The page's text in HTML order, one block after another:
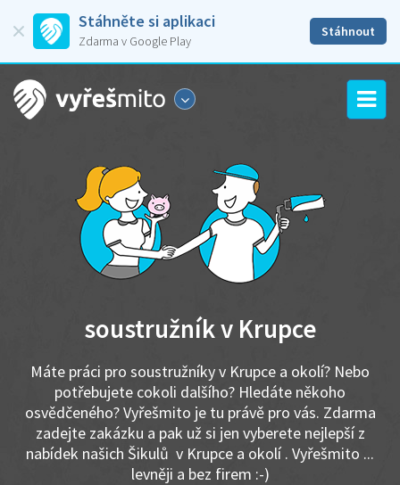
Stáhněte si aplikaci
Zdarma v Google Play
Stáhnout
soustružník v Krupce
Máte práci pro soustružníky v Krupce a okolí? Nebo
potřebujete cokoli dalšího? Hledáte někoho
osvědčeného? Vyřešmito je tu právě pro vás. Zdarma
zadejte zakázku a pak už si jen vyberete nejlepší z
nabídek našich Šikulů v Krupce a okolí . Vyřešmito ...
levněji a bez firem :-)